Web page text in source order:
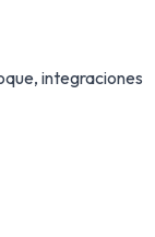
integraciones